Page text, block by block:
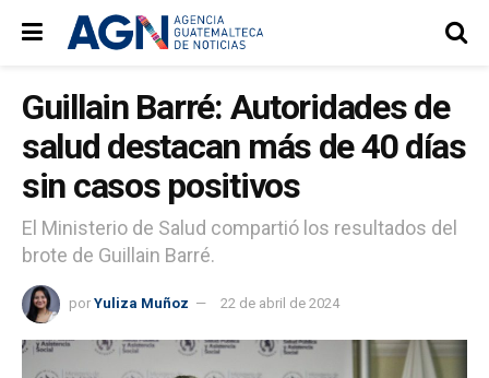
Guillain Barré: Autoridades de
salud destacan más de 40 días
sin casos positivos
El Ministerio de Salud compartió los resultados del
brote de Guillain Barré.
por Yuliza Muñoz 22 de abril de 2024